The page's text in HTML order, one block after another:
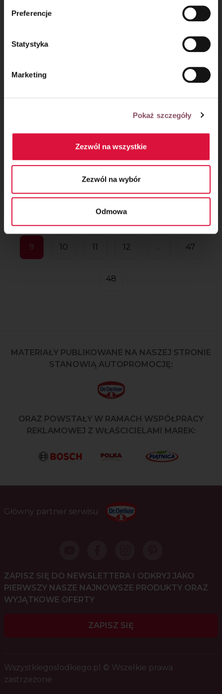
Polityce
prywatności.
Preferencje
Statystyka
Marketing
Pokaż szczegóły
Zezwól na wszystkie
Zezwól na wybór
Odmowa
Semifreddo kokosowe
Ciasto jogurtowe
z wiśniami
chmurka
... 6
9 10 11 12 47
48
MATERIAŁY PUBLIKOWANE NA NASZEJ STRONIE
STANOWIĄ AUTOPROMOCJĘ:
ORAZ POWSTAŁY W RAMACH WSPÓŁPRACY
REKLAMOWEJ Z WŁAŚCICIELAMI MAREK:
Główny partner serwisu
ZAPISZ SIĘ DO NEWSLETTERA I ODKRYJ JAKO
PIERWSZY NASZE NAJNOWSZE PRODUKTY ORAZ
WYJĄTKOWE OFERTY
ZAPISZ SIĘ
Wszystkiegoslodkiego.pl © Wszelkie prawa
zastrzeżone